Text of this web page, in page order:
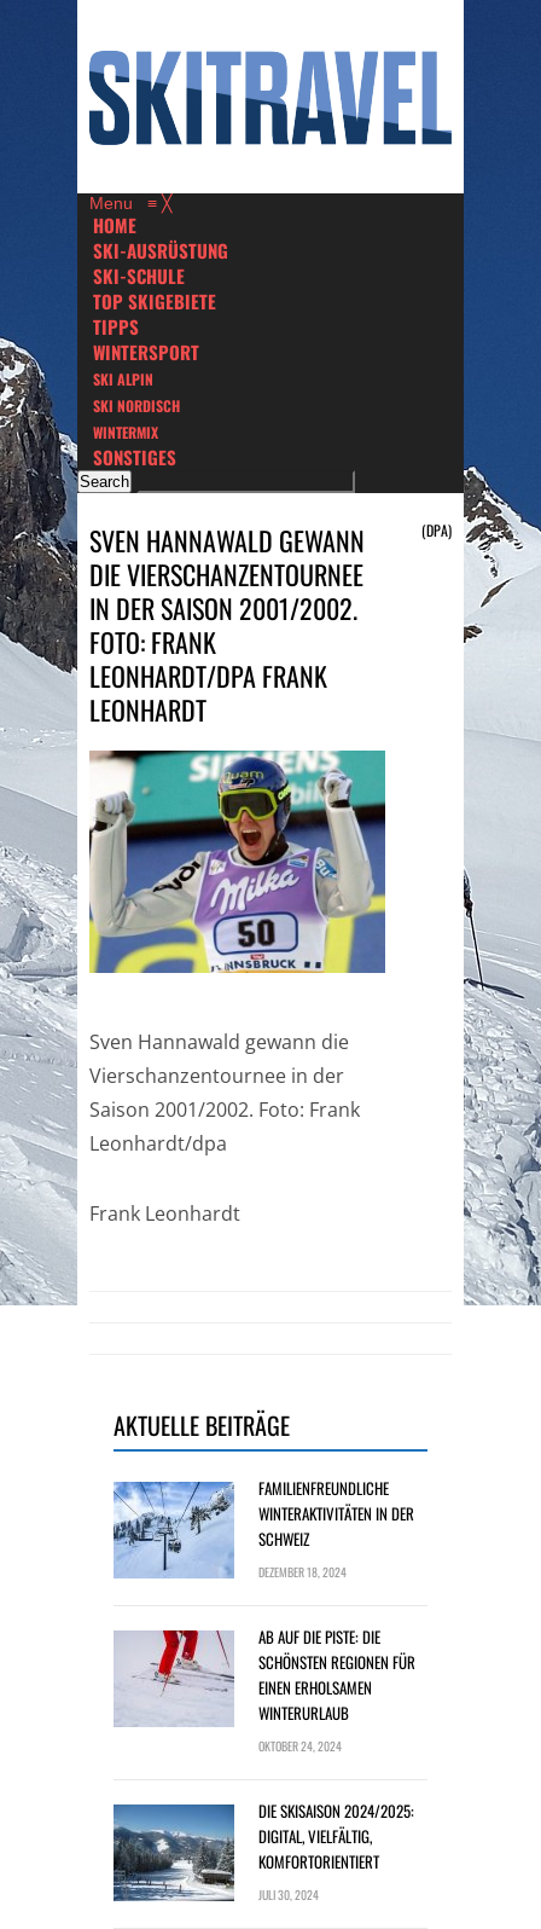
Menu ≡ ╳
HOME
SKI-AUSRÜSTUNG
SKI-SCHULE
TOP SKIGEBIETE
TIPPS
WINTERSPORT
SKI ALPIN
SKI NORDISCH
WINTERMIX
SONSTIGES
SVEN HANNAWALD GEWANN
DIE VIERSCHANZENTOURNEE
IN DER SAISON 2001/2002.
FOTO: FRANK
LEONHARDT/DPA FRANK
LEONHARDT
(DPA)
Sven Hannawald gewann die
Vierschanzentournee in der
Saison 2001/2002. Foto: Frank
Leonhardt/dpa
Frank Leonhardt
AKTUELLE BEITRÄGE
FAMILIENFREUNDLICHE
WINTERAKTIVITÄTEN IN DER
SCHWEIZ
DEZEMBER 18, 2024
AB AUF DIE PISTE: DIE
SCHÖNSTEN REGIONEN FÜR
EINEN ERHOLSAMEN
WINTERURLAUB
OKTOBER 24, 2024
DIE SKISAISON 2024/2025:
DIGITAL, VIELFÄLTIG,
KOMFORTORIENTIERT
JULI 30, 2024